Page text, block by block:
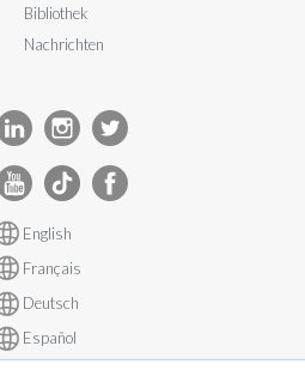
Bibliothek
Nachrichten
English
Français
Deutsch
Español